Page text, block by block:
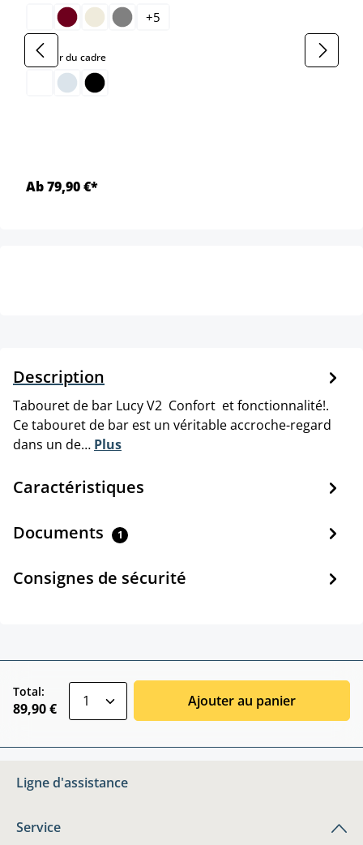
+5
Couleur du cadreselect
Ab 79,90 €*
Description
Tabouret de bar Lucy V2 Confort et fonctionnalité!.
Ce tabouret de bar est un véritable accroche-regard
dans un de… Plus
Caractéristiques
Documents 1
Consignes de sécurité
Total:
89,90 € Ajouter au panier
Ligne d'assistance
Service